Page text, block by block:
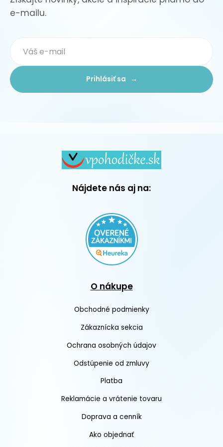
e-mailu.
Prihlásiť sa →
Nájdete nás aj na:
O nákupe
Obchodné podmienky
Zákaznícka sekcia
Ochrana osobných údajov
Odstúpenie od zmluvy
Platba
Reklamácie a vrátenie tovaru
Doprava a cenník
Ako objednať